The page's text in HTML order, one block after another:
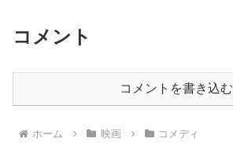
コメント
コメントを書き込む
ホーム 映画 コメディ